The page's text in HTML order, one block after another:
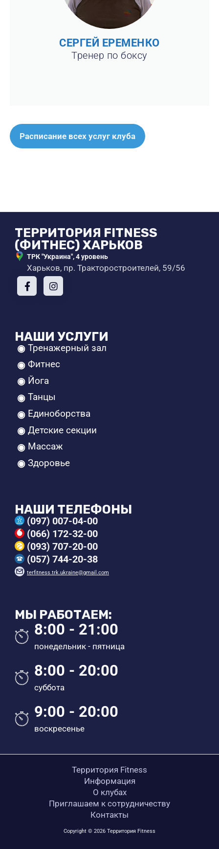
СЕРГЕЙ ЕРЕМЕНКО
Тренер по боксу
Расписание всех услуг клуба
ТЕРРИТОРИЯ FITNESS
(ФИТНЕС) ХАРЬКОВ
ТРК "Украина", 4 уровень
Харьков, пр. Тракторостроителей, 59/56
НАШИ УСЛУГИ
Тренажерный зал
Фитнес
Йога
Танцы
Единоборства
Детские секции
Массаж
Здоровье
НАШИ ТЕЛЕФОНЫ
(097) 007-04-00
(066) 172-32-00
(093) 707-20-00
(057) 744-20-38
terfitness.trk.ukraine@gmail.com
МЫ РАБОТАЕМ:
8:00 - 21:00
понедельник - пятница
8:00 - 20:00
суббота
9:00 - 20:00
воскресенье
Территория Fitness
Информация
О клубах
Приглашаем к сотрудничеству
Контакты
Copyright © 2026 Территория Fitness